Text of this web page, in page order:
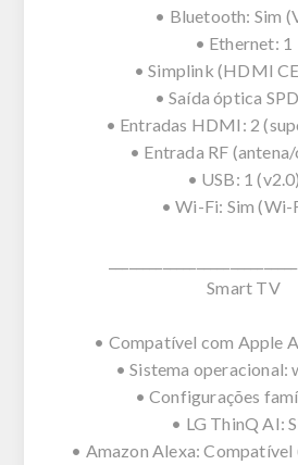
• Bluetooth: Sim
• Ethernet: 1
• Simplink (HDMI
• Saída óptica
• Entradas HDMI: 2
• Entrada RF
• USB: 1 (v2.0)
• Wi-Fi: Sim (Wi-
Smart TV
• Compatível com Apple
• Sistema operacional:
• Configurações
• LG ThinQ AI:
• Amazon Alexa: